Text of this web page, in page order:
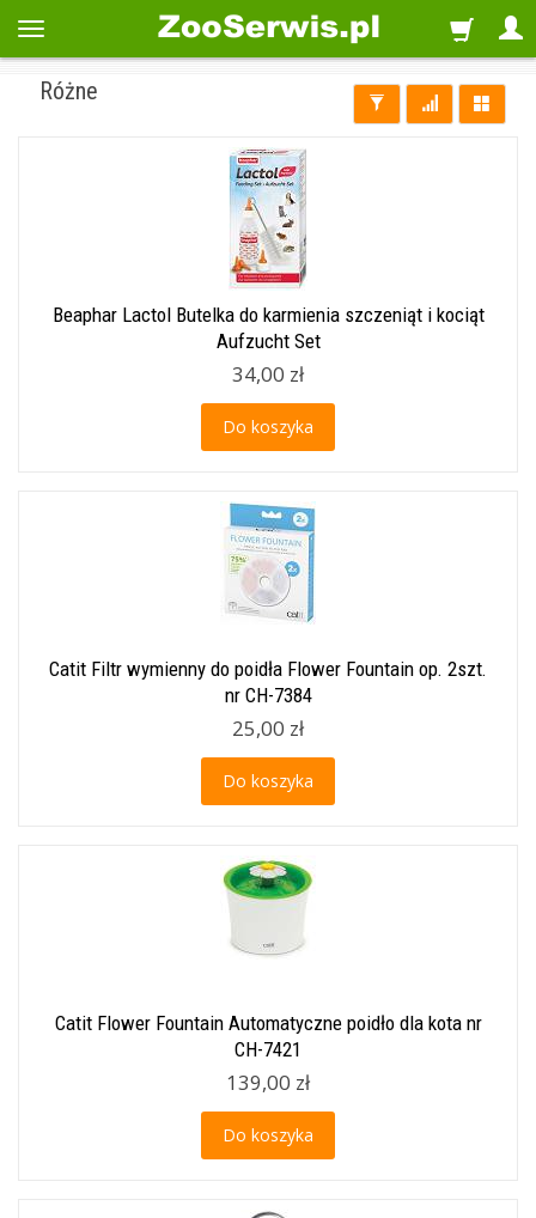
Różne
Beaphar Lactol Butelka do karmienia szczeniąt i kociąt
Aufzucht Set
34,00 zł
Do koszyka
Catit Filtr wymienny do poidła Flower Fountain op. 2szt.
nr CH-7384
25,00 zł
Do koszyka
Catit Flower Fountain Automatyczne poidło dla kota nr
CH-7421
139,00 zł
Do koszyka